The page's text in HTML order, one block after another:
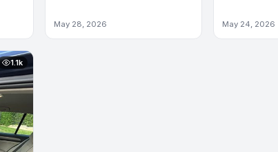
May 28, 2026 May 24, 2026
1.1k